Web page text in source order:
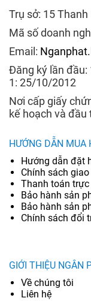
Trụ sở: 15 Thanh
Mã số doanh
Email:
Đăng ký lần
1: 25/10/2012
Nơi cấp giấy
kế hoạch và đầu
HƯỚNG DẪN MUA
Hướng dẫn đặt
Chính sách
Thanh toán trực
Bảo hành sản
Bảo hành sản
Chính sách đổi
GIỚI THIỆU NGÂN
Về chúng tôi
Liên hệ